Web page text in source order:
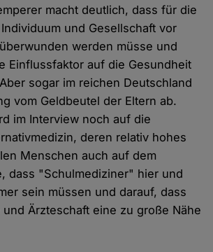
macht deutlich, dass für die
und Gesellschaft vor
werden müsse und
Einflussfaktor auf die Gesundheit
sogar im reichen Deutschland
vom Geldbeutel der Eltern ab.
im Interview noch auf die
deren relativ hohes
Menschen auch auf dem
dass "Schulmediziner" hier und
sein müssen und darauf, dass
und Ärzteschaft eine zu große Nähe